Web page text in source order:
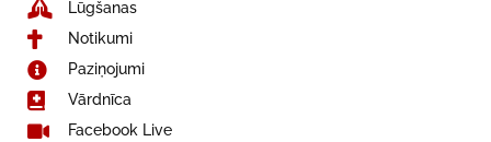
Lūgšanas
Notikumi
Paziņojumi
Vārdnīca
Facebook Live